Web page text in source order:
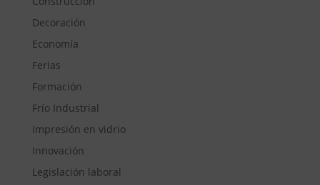
Decoración
Economía
Ferias
Formación
Frío Industrial
Impresión en vidrio
Innovación
Legislación laboral